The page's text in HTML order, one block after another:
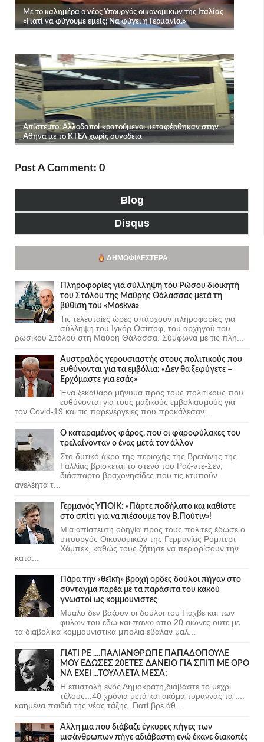
Post A Comment: 0
Blog
Disqus
ΔΗΜΟΦΙΛΈΣΤΕΡΑ
Πληροφορίες για σύλληψη του Ρώσου διοικητή
του Στόλου της Mαύρης Θάλασσας μετά τη
βύθιση του «Moskva»
Τις τελευταίες ώρες υπάρχουν πληροφορίες για
σύλληψη του Ιγκόρ Οσίποφ, του αρχηγού του
ρωσικού Στόλου στη Μαύρη Θάλασσα. Σύμφωνα με τις πλη...
Αυστραλός γερουσιαστής στους πολιτικούς που
ευθύνονται για τα εμβόλια: «Δεν θα ξεφύγετε –
Ερχόμαστε για εσάς»
Ένα ξεκάθαρο μήνυμα προς τους πολιτικούς που
ευθύνονται για τους μαζικούς εμβολιασμούς για
τον Covid-19 και τις παρενέργειες που προκάλεσαν...
Ο καταραμένος φάρος, που οι φαροφύλακες του
τρελαίνονταν ο ένας μετά τον άλλον
Στο δυτικό άκρο της περιοχής της Βρετάνης της
Γαλλίας βρίσκεται το στενό του Ραζ-ντε-Σεν,
διάσπαρτο βραχονησίδες που τις κτυπούν
ανελέητα τ...
Γερμανός ΥΠΟΙΚ: «Πάρτε ποδήλατο και καθίστε
στο σπίτι για να πιέσουμε τον Β.Πούτιν»!
Μια απίστευτη οδηγία προς τους πολίτες έδωσε ο
υπουργός Οικονομικών της Γερμανίας Ρόμπερτ
Χάμπεκ, καθώς τους ζήτησε να περιορίσουν την
κατα...
Πάρα την «θεϊκή» βροχή ορδες δούλοι πήγαν στο
σύνταγμα παρέα με τα παράσιτα του κακού
γνωστοί ως κομμουνιστες
Μυαλο δεν βαζουν οι δουλοι του Γιαχβε και των
φυλων του εδω και πανω απο 20 αιωνες ουτε με
τα διαβολικα κομμουνιστικα μπολια εβαλαν μαλ...
ΓΙΑΤΙ ΡΕ ....ΠΑΛΙΑΝΘΡΩΠΕ ΠΑΠΑΔΟΠΟΥΛΕ
ΜΟΥ ΕΔΩΣΕΣ 20ΕΤΕΣ ΔΑΝΕΙΟ ΓΙΑ ΣΠΙΤΙ ΜΕ ΟΡΟ
ΝΑ ΕΧΕΙ ...ΤΟΥΑΛΕΤΑ ΜΕΣΑ;
Η επιστολή ενός Δημοκράτη,διαβάστε το μέχρι
τέλους...40 χρόνια μετά και ακόμα τυραννάς τα ....
καημένα παιδιά της νέας τάξης. Γιατί βρε άθ...
Άλλη μια που διάβαζε έγκυρες πήγες των
μισάνθρωπων πήγε αδιάβαστη ενώ έκανε διακοπές